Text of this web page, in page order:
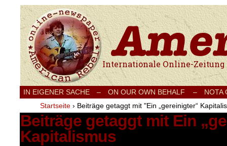
Internationale Onlinezeitung für Frieden,
IN EIGENER SACHE – ON OUR OWN BEHALF –
NOTA
Startseite › Beiträge getaggt mit "Ein „gereinigter“
Beiträge getaggt mit Ein
Kapitalismus